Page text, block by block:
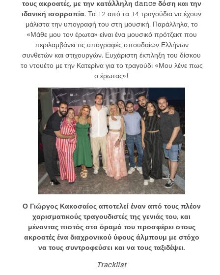
τους ακροατές, με την κατάλληλη dance δόση και την
ιδανική ισορροπία. Τα 12 από τα 14 τραγούδια να έχουν
μάλιστα την υπογραφή του στη μουσική. Παράλληλα, το
«Μάθε μου τον έρωτα» είναι ένα μουσικό πρότζεκτ που
περιλαμβάνει τις υπογραφές σπουδαίων Ελλήνων
συνθετών και στιχουργών. Ευχάριστη έκπληξη του δίσκου
το ντουέτο με την Κατερίνα για το τραγούδι «Μου λένε πως
ο έρωτας»!
Ο Γιώργος Κακοσαίος αποτελεί έναν από τους πλέον
χαρισματικούς τραγουδιστές της γενιάς του, και
μένοντας πιστός στο όραμά του προσφέρει στους
ακροατές ένα διαχρονικού ύφους άλμπουμ με στόχο
να τους συντροφεύσει και να τους ταξιδέψει.
Tracklist
Loading your form, please wait...